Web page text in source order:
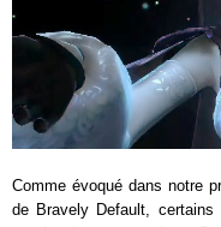
Comme évoqué dans notre
de Bravely Default, certains